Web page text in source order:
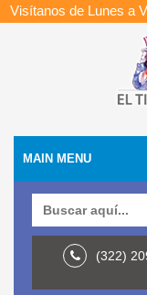
Visítanos de Lunes a
MAIN MENU
(322)